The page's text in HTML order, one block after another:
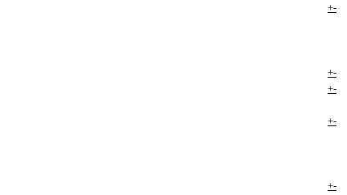
+-
+-
+-
+-
+-